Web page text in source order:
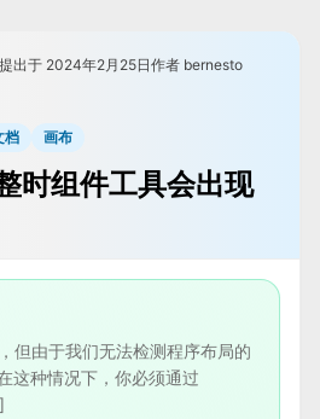
提出于 2024年2月25日作者 bernesto
档 画布
时组件工具会出现
但由于我们无法检测程序布局的
这种情况下，你必须通过